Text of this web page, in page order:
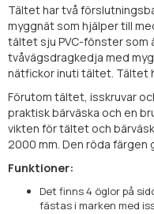
Tältet har två
myggnät som hjälper till
tältet sju PVC-fönster som
tvåvägsdragkedja med
nätfickor inuti tältet. Tältet
Förutom tältet, isskruvar
praktisk bärväska och en
vikten för tältet och
2000 mm. Den röda färgen
Funktioner:
Det finns 4 öglor på
fästas i marken med